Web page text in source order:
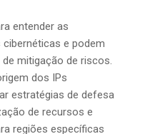
entender as
e podem
mitigação de riscos.
dos IPs
estratégias de defesa
de recursos e
regiões específicas